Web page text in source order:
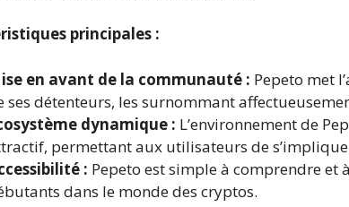
principales :
en avant de la communauté : Pepeto met
ses détenteurs, les surnommant
dynamique : L’environnement de
permettant aux utilisateurs de
: Pepeto est simple à comprendre et
dans le monde des cryptos.